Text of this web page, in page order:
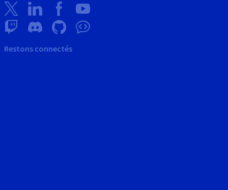
Restons connectés